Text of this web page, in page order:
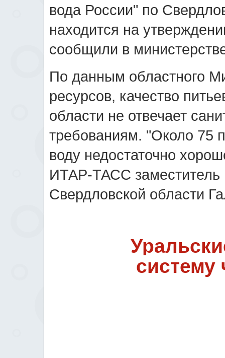
вода России" по
находится на
сообщили в
По данным областного
ресурсов, качество
области не отвечает
требованиям. "Около 75
воду недостаточно
ИТАР-ТАСС заместитель
Свердловской области
систему